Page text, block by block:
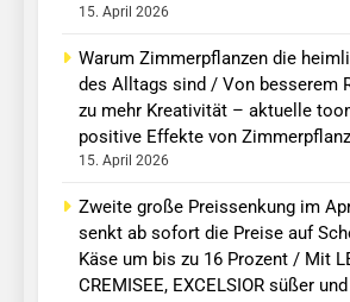
15. April 2026
Warum Zimmerpflanzen die
des Alltags sind / Von besserem
zu mehr Kreativität – aktuelle
positive Effekte von
15. April 2026
Zweite große Preissenkung im
senkt ab sofort die Preise auf
Käse um bis zu 16 Prozent / Mit
CREMISEE, EXCELSIOR süßer